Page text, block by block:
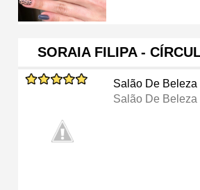
SORAIA FILIPA -
Salão De Beleza
Salão De Beleza